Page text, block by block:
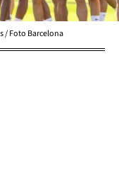
/ Foto Barcelona